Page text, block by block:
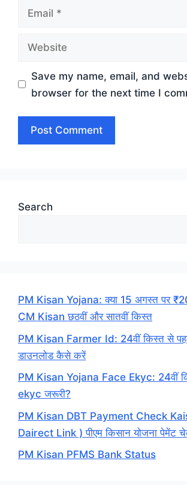
Email
Website
Save my name, email, and
browser for the next time I
Search
PM Kisan Yojana: क्या 15 अगस्त पर
CM Kisan छठवीं और सातवीं किस्त
PM Kisan Farmer Id: 24वीं किस्त से
डाउनलोड कैसे करें
PM Kisan Yojana Face Ekyc: 24वीं
ekyc जरूरी?
PM Kisan DBT Payment Check
Dairect Link ) पीएम किसान योजना पेमेंट
PM Kisan PFMS Bank Status